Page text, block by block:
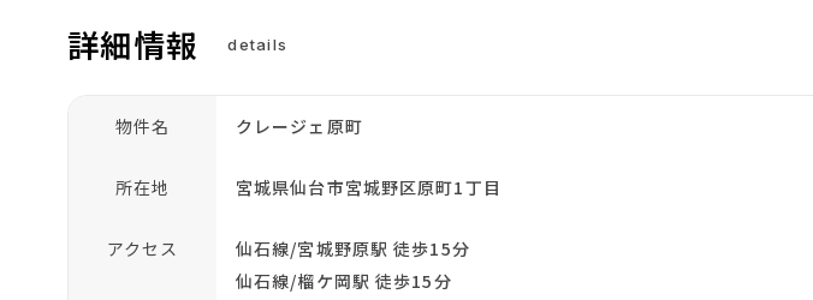
詳細情報 details
物件名 クレージェ原町
所在地 宮城県仙台市宮城野区原町1丁目
アクセス
仙石線/宮城野原駅 徒歩15分
仙石線/榴ケ岡駅 徒歩15分